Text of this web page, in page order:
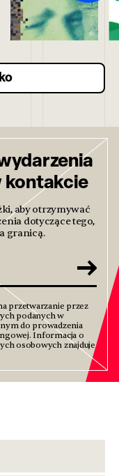
kontakcie
aby otrzymywać
dotyczące tego,
granicą.
przetwarzanie przez
podanych w
do prowadzenia
Informacja o
osobowych znajduje